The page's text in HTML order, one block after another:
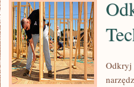
GRY
ZESPOŁOWE
DLA
DZIECI
Odkryj